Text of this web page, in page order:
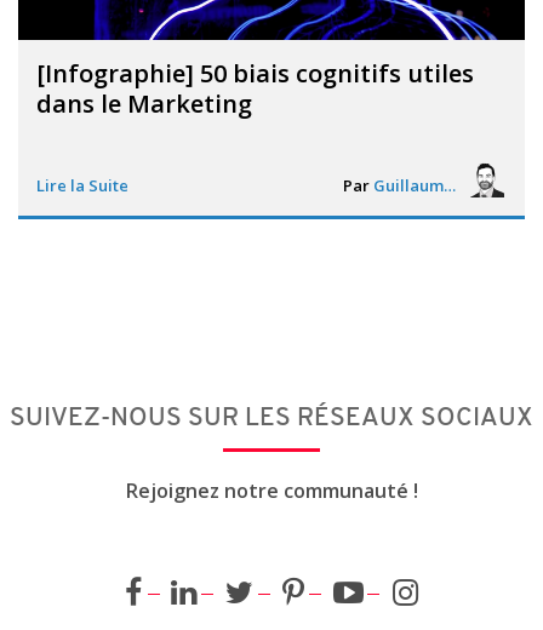
[Infographie] 50 biais cognitifs utiles
dans le Marketing
Lire la Suite Par Guillaume Vigneron
SUIVEZ-NOUS SUR LES RÉSEAUX SOCIAUX
Rejoignez notre communauté !